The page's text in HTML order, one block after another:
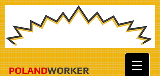
POLANDWORKER